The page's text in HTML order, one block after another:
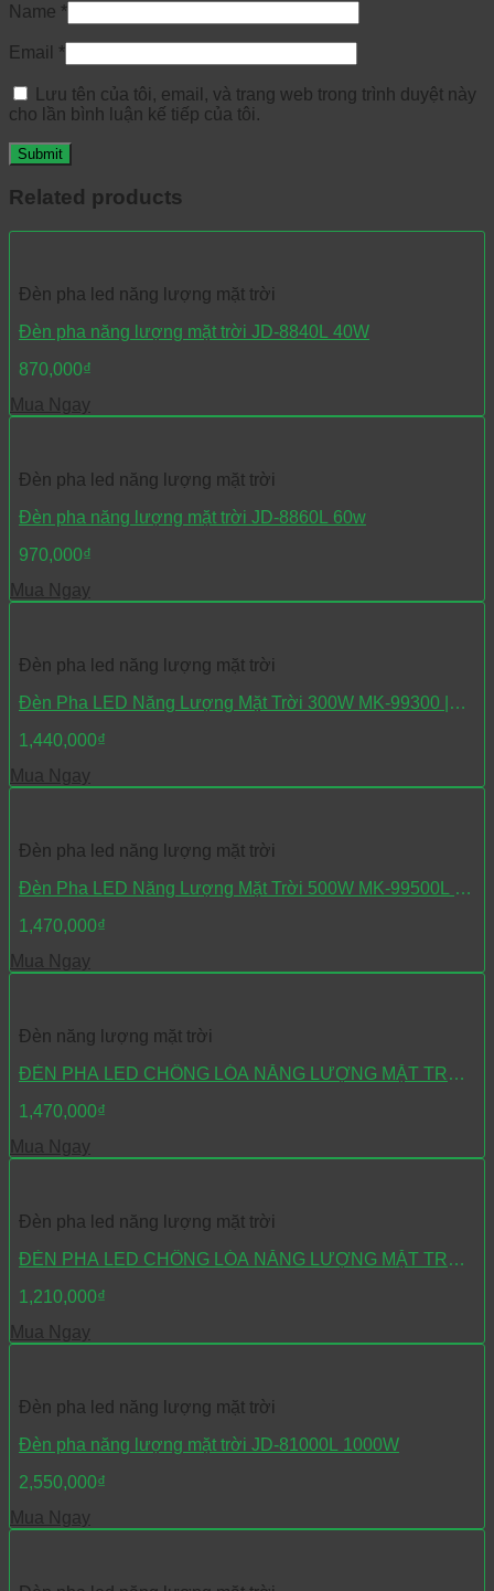
Name *
Email *
Lưu tên của tôi, email, và trang web trong trình duyệt này
cho lần bình luận kế tiếp của tôi.
Related products
Đèn pha led năng lượng mặt trời
Đèn pha năng lượng mặt trời JD-8840L 40W
870,000₫
Mua Ngay
Đèn pha led năng lượng mặt trời
Đèn pha năng lượng mặt trời JD-8860L 60w
970,000₫
Mua Ngay
Đèn pha led năng lượng mặt trời
Đèn Pha LED Năng Lượng Mặt Trời 300W MK-99300 |
1,440,000₫
Mua Ngay
Đèn pha led năng lượng mặt trời
Đèn Pha LED Năng Lượng Mặt Trời 500W MK-99500L –
1,470,000₫
Mua Ngay
Đèn năng lượng mặt trời
ĐÈN PHA LED CHỐNG LÓA NĂNG LƯỢNG MẶT TRỜI
1,470,000₫
Mua Ngay
Đèn pha led năng lượng mặt trời
ĐÈN PHA LED CHỐNG LÓA NĂNG LƯỢNG MẶT TRỜI
1,210,000₫
Mua Ngay
Đèn pha led năng lượng mặt trời
Đèn pha năng lượng mặt trời JD-81000L 1000W
2,550,000₫
Mua Ngay